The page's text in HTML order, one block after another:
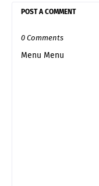
POST A COMMENT
0 Comments
Menu Menu